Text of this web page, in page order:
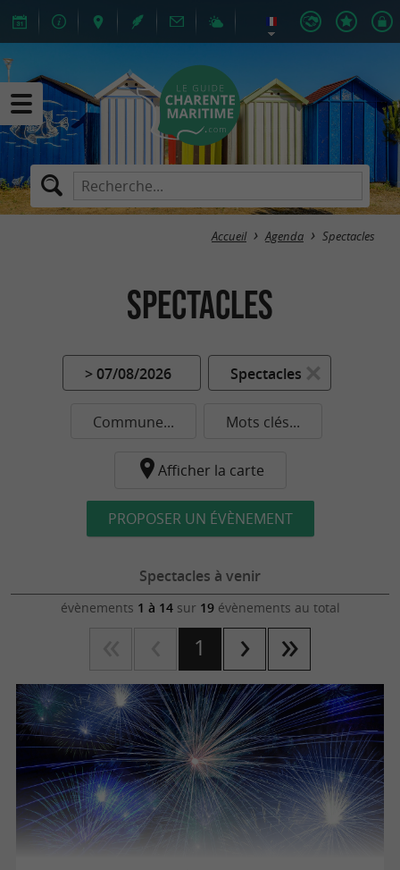
Accueil Agenda Spectacles
Spectacles
> 07/08/2026 Spectacles
Commune... Mots clés...
Afficher la carte
PROPOSER UN ÉVÈNEMENT
Spectacles à venir
évènements 1 à 14sur 19évènements au total
1